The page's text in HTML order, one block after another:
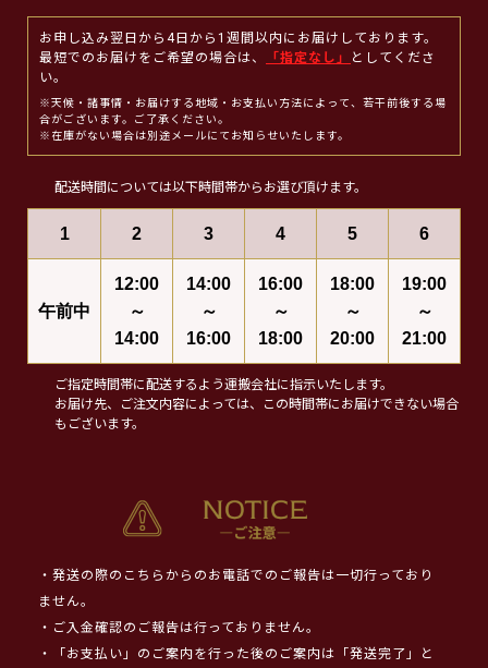
お申し込み翌日から4日から1週間以内にお届けしております。
最短でのお届けをご希望の場合は、
「指定なし」
としてくださ
い。
※天候・諸事情・お届けする地域・お支払い方法によって、若干前後する場
合がございます。ご了承ください。
※在庫がない場合は別途メールにてお知らせいたします。
配送時間については以下時間帯からお選び頂けます。
1 2 3 4 5 6
午前中
12:00
～
14:00
14:00
～
16:00
16:00
～
18:00
18:00
～
20:00
19:00
～
21:00
ご指定時間帯に配送するよう運搬会社に指示いたします。
お届け先、ご注文内容によっては、この時間帯にお届けできない場合
もございます。
・発送の際のこちらからのお電話でのご報告は一切行っており
ません。
・ご入金確認のご報告は行っておりません。
・「お支払い」のご案内を行った後のご案内は「発送完了」と